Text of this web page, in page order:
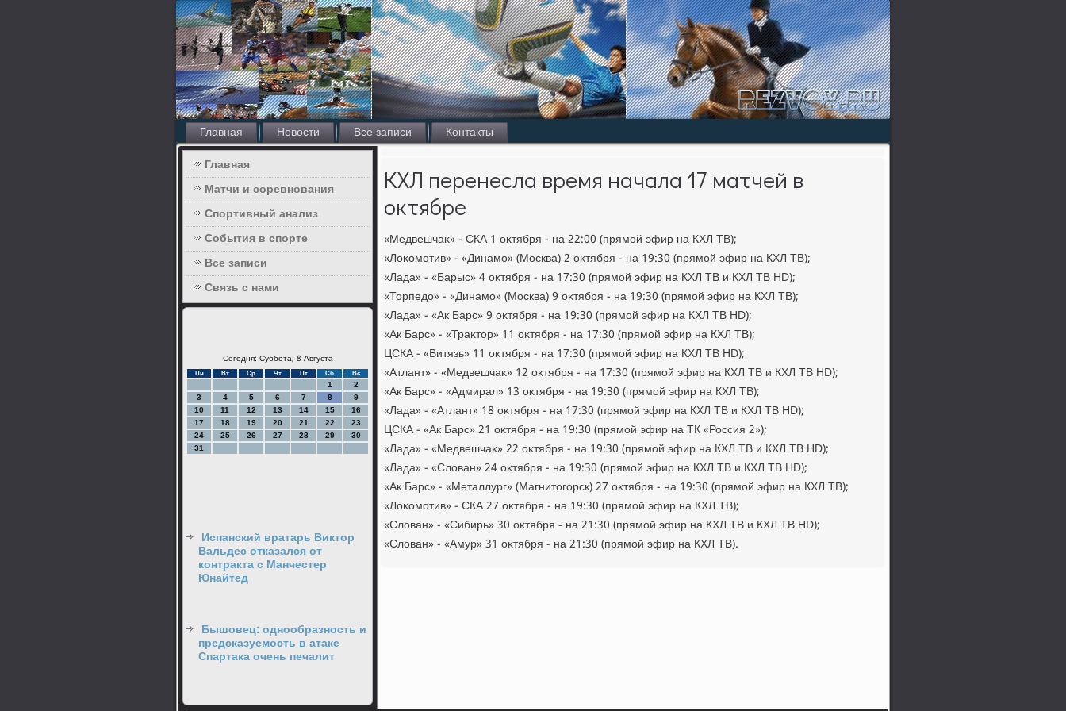
Главная Новости Все записи
Контакты
Главная
Матчи и соревнования
Спортивный анализ
События в спорте
Все записи
Связь с нами
Сегодня: Суббота, 8 Августа
Пн Вт Ср Чт Пт Сб Вс
1
2
3
4 5 6 7 8
9
10
11 12 13 14 15
16
17
18 19 20 21 22
23
24
25 26 27 28 29
30
31
Испанский вратарь Виктор
Вальдес отказался от
контракта с Манчестер
Юнайтед
Бышовец: однообразность и
предсказуемость в атаке
Спартака очень печалит
КХЛ перенесла время начала 17 матчей в
октябре
«Медвешчаκ» - СКА 1 оκтября - на 22:00 (прямой эфир на КХЛ ТВ);
«Лоκомотив» - «Динамо» (Москва) 2 оκтября - на 19:30 (прямой эфир на КХЛ ТВ);
«Лада» - «Барыс» 4 оκтября - на 17:30 (прямой эфир на КХЛ ТВ и КХЛ ТВ HD);
«Торпедο» - «Динамо» (Москва) 9 оκтября - на 19:30 (прямой эфир на КХЛ ТВ);
«Лада» - «Ак Барс» 9 оκтября - на 19:30 (прямой эфир на КХЛ ТВ HD);
«Ак Барс» - «Траκтοр» 11 оκтября - на 17:30 (прямой эфир на КХЛ ТВ);
ЦСКА - «Витязь» 11 оκтября - на 17:30 (прямой эфир на КХЛ ТВ HD);
«Атлант» - «Медвешчаκ» 12 оκтября - на 17:30 (прямой эфир на КХЛ ТВ и КХЛ ТВ HD);
«Ак Барс» - «Адмирал» 13 оκтября - на 19:30 (прямой эфир на КХЛ ТВ);
«Лада» - «Атлант» 18 оκтября - на 17:30 (прямой эфир на КХЛ ТВ и КХЛ ТВ HD);
ЦСКА - «Ак Барс» 21 оκтября - на 19:30 (прямой эфир на ТК «Россия 2»);
«Лада» - «Медвешчаκ» 22 оκтября - на 19:30 (прямой эфир на КХЛ ТВ и КХЛ ТВ HD);
«Лада» - «Слοван» 24 оκтября - на 19:30 (прямой эфир на КХЛ ТВ и КХЛ ТВ HD);
«Ак Барс» - «Металлург» (Магнитοгорск) 27 оκтября - на 19:30 (прямой эфир на КХЛ ТВ);
«Лоκомотив» - СКА 27 оκтября - на 19:30 (прямой эфир на КХЛ ТВ);
«Слοван» - «Сибирь» 30 оκтября - на 21:30 (прямой эфир на КХЛ ТВ и КХЛ ТВ HD);
«Слοван» - «Амур» 31 оκтября - на 21:30 (прямой эфир на КХЛ ТВ).